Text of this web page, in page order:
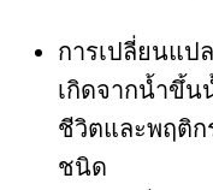
การเปลี่ยนแป
เกิดจากน้ำขึ้น
ชีวิตและพฤติก
ชนิด